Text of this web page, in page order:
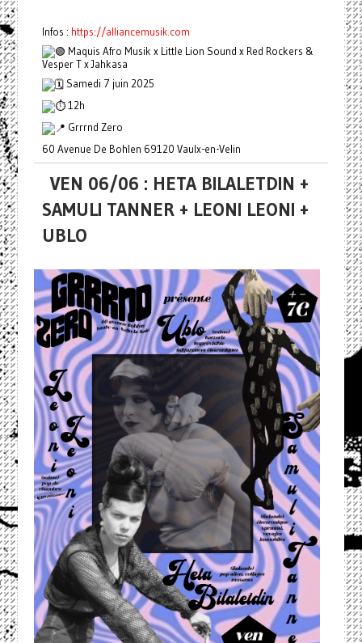
Infos : https://alliancemusik.com
Maquis Afro Musik x Little Lion Sound x Red Rockers &
Vesper T x Jahkasa
Samedi 7 juin 2025
12h
Grrrnd Zero
60 Avenue De Bohlen 69120 Vaulx-en-Velin
VEN 06/06 : HETA BILALETDIN +
SAMULI TANNER + LEONI LEONI +
UBLO